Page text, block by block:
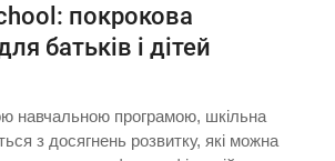
покрокова
батьків і дітей
навчальною програмою, шкільна
з досягнень розвитку, які можна